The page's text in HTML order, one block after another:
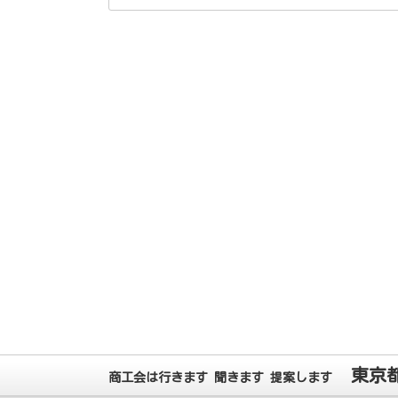
商工会は行きます 聞きます 提案します 東京